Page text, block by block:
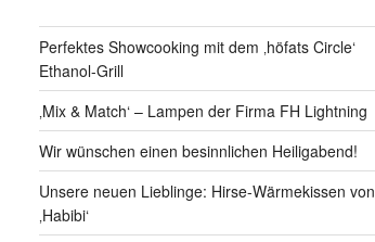
Perfektes Showcooking mit dem ‚höfats Circle‘
Ethanol-Grill
‚Mix & Match‘ – Lampen der Firma FH Lightning
Wir wünschen einen besinnlichen Heiligabend!
Unsere neuen Lieblinge: Hirse-Wärmekissen von
‚Habibi‘